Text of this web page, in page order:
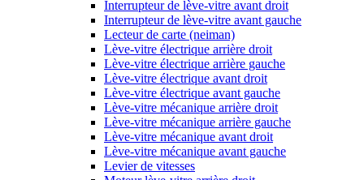
Interrupteur de lève-vitre avant droit
Interrupteur de lève-vitre avant gauche
Lecteur de carte (neiman)
Lève-vitre électrique arrière droit
Lève-vitre électrique arrière gauche
Lève-vitre électrique avant droit
Lève-vitre électrique avant gauche
Lève-vitre mécanique arrière droit
Lève-vitre mécanique arrière gauche
Lève-vitre mécanique avant droit
Lève-vitre mécanique avant gauche
Levier de vitesses